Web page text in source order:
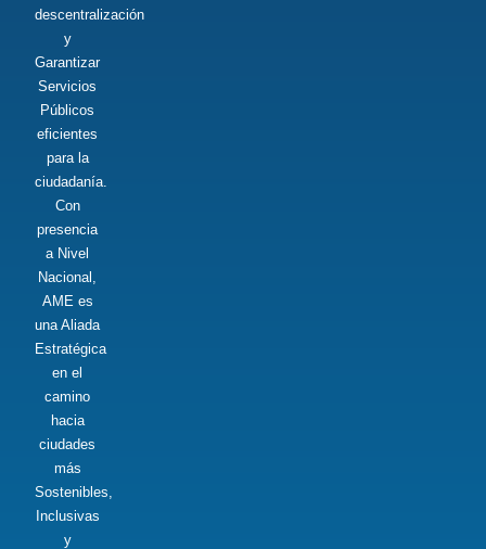
descentralización
y
Garantizar
Servicios
Públicos
eficientes
para la
ciudadanía.
Con
presencia
a Nivel
Nacional,
AME es
una Aliada
Estratégica
en el
camino
hacia
ciudades
más
Sostenibles,
Inclusivas
y